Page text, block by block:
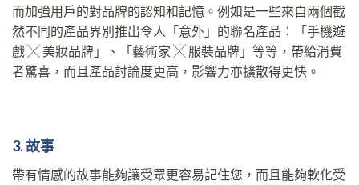
而加強用戶的對品牌的認知和記憶。例如是一些來自兩個截
然不同的產品界別推出令人「意外」的聯名產品：「手機遊
戲 ╳ 美妝品牌」、「藝術家 ╳ 服裝品牌」等等，帶給消費
者驚喜，而且產品討論度更高，影響力亦擴散得更快。
3. 故事
帶有情感的故事能夠讓受眾更容易記住您，而且能夠軟化受